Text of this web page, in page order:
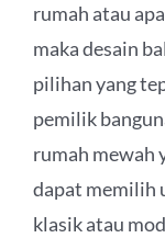
rumah atau
maka desain
pilihan yang
pemilik
rumah mewah
dapat memilih
klasik atau